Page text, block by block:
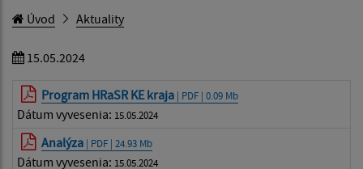
Úvod Aktuality
15.05.2024
Program HRaSR KE kraja | PDF | 0.09 Mb
Dátum vyvesenia: 15.05.2024
Analýza | PDF | 24.93 Mb
Dátum vyvesenia: 15.05.2024